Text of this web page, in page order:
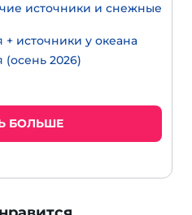
источники и снежные
+ источники у океана
(осень 2026)
БОЛЬШЕ